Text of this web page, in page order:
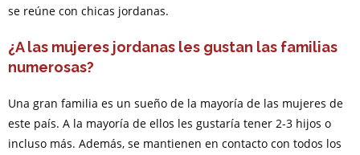
se reúne con chicas jordanas.
¿A las mujeres jordanas les gustan las familias
numerosas?
Una gran familia es un sueño de la mayoría de las mujeres de
este país. A la mayoría de ellos les gustaría tener 2-3 hijos o
incluso más. Además, se mantienen en contacto con todos los